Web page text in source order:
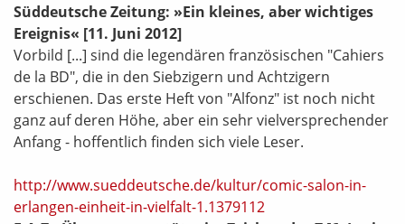
Süddeutsche Zeitung: »Ein kleines, aber wichtiges
Ereignis« [11. Juni 2012]
Vorbild [...] sind die legendären französischen "Cahiers
de la BD", die in den Siebzigern und Achtzigern
erschienen. Das erste Heft von "Alfonz" ist noch nicht
ganz auf deren Höhe, aber ein sehr vielversprechender
Anfang - hoffentlich finden sich viele Leser.
http://www.sueddeutsche.de/kultur/comic-salon-in-
erlangen-einheit-in-vielfalt-1.1379112